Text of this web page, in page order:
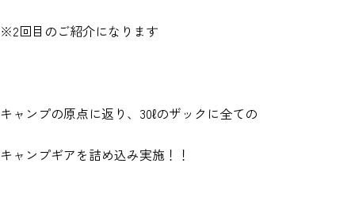
※2回目のご紹介になります
キャンプの原点に返り、30ℓのザックに全ての
キャンプギアを詰め込み実施！！